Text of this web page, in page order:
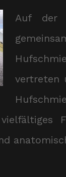
Auf der
vertreten